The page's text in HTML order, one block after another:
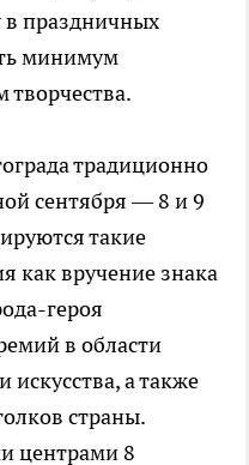
праздничных
минимум
традиционно
сентября — 8 и 9
такие
как вручение знака
героя
в области
искусства, а также
страны.
центрами 8